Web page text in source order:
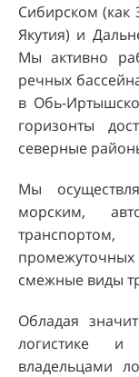
Сибирском (как
Якутия) и
Мы активно
речных
в Обь-
горизонты
северные
Мы
морским,
смежные виды
Обладая
логистике и
владельцами